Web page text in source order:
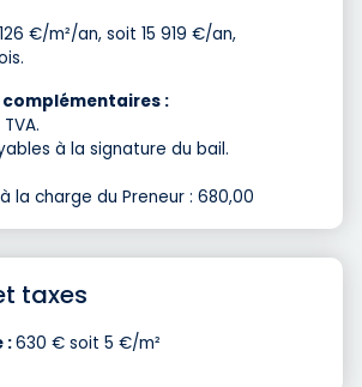
126 €/m²/an, soit 15 919 €/an,
:
à la signature du bail.
la charge du Preneur : 680,00 
taxes
:630 € soit 5 €/m²